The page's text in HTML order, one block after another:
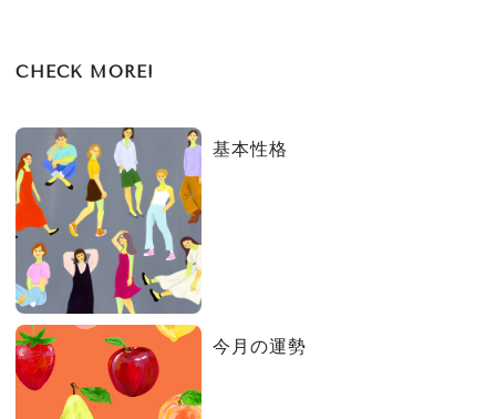
CHECK MORE!
基本性格
今月の運勢